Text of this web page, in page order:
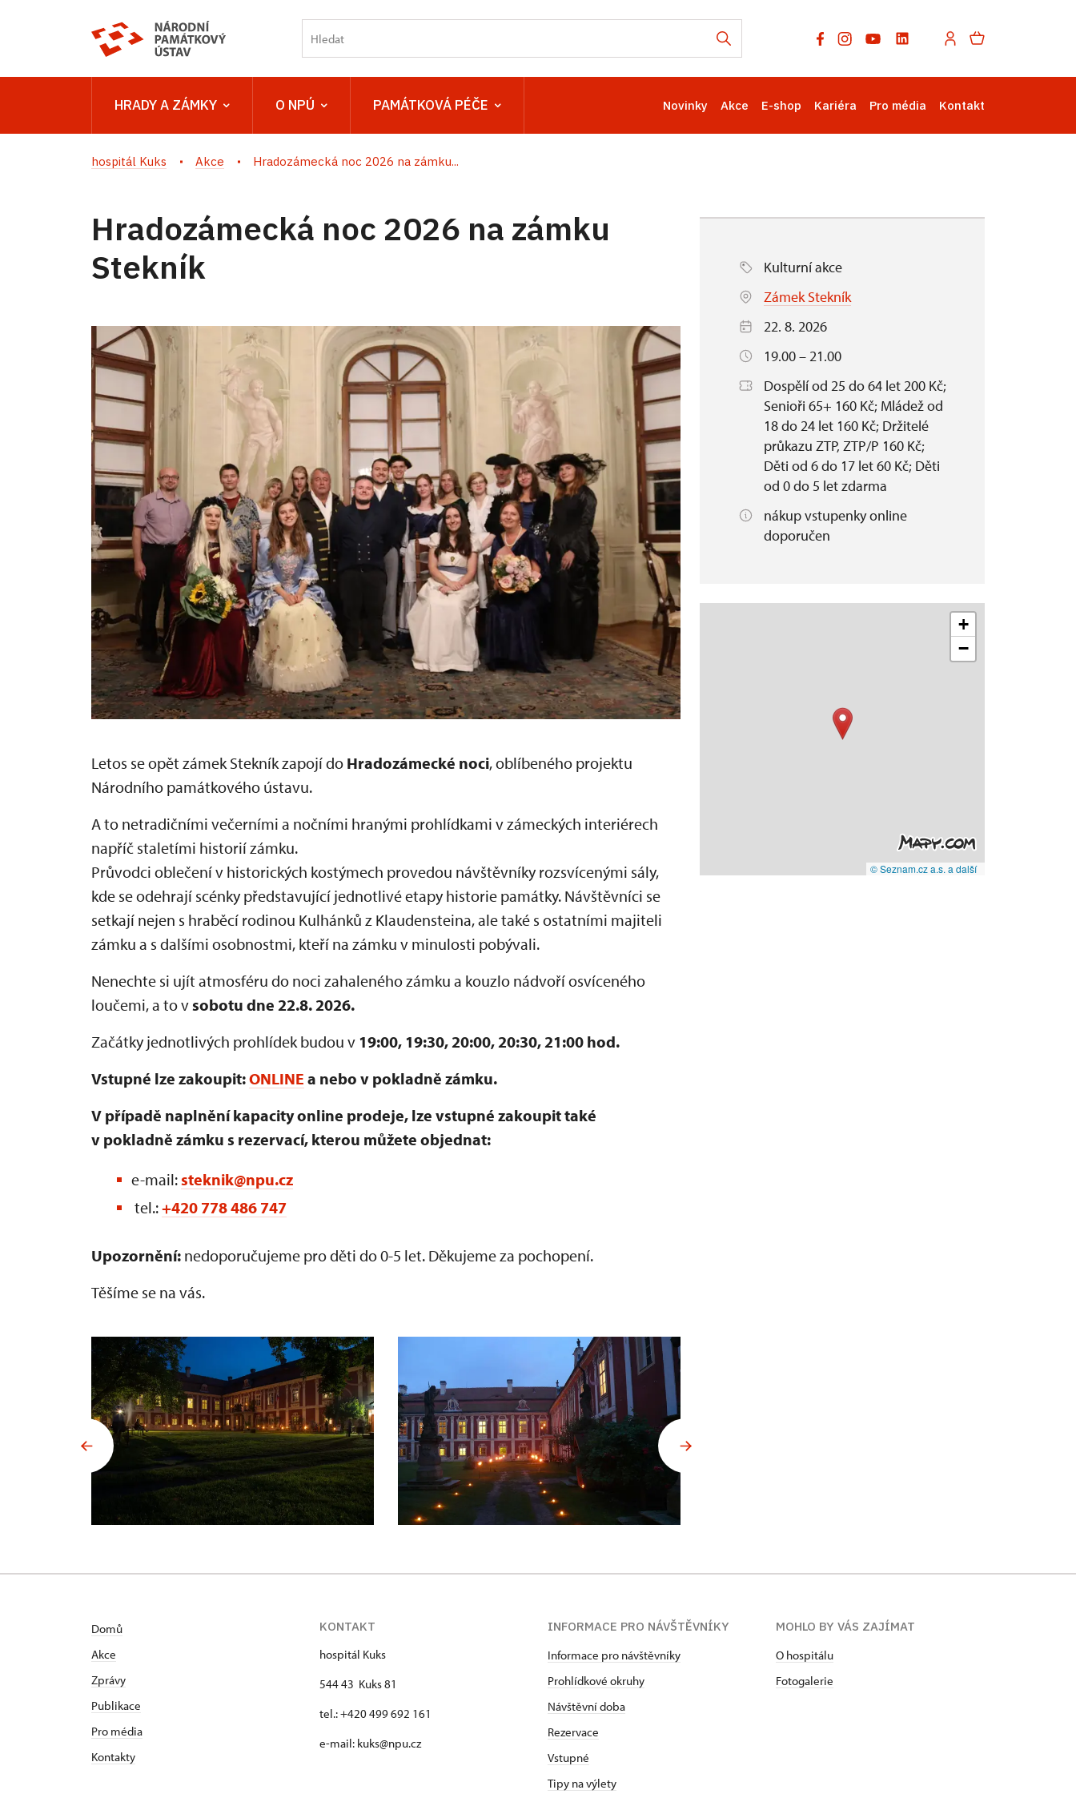
HRADY A ZÁMKY O NPÚ PAMÁTKOVÁ PÉČE Novinky Akce E-shop Kariéra Pro média Kontakt
hospitál Kuks Akce Hradozámecká noc 2026 na zámku...
Hradozámecká noc 2026 na zámku
Stekník
Letos se opět zámek Stekník zapojí do Hradozámecké noci, oblíbeného projektu
Národního památkového ústavu.
A to netradičními večerními a nočními hranými prohlídkami v zámeckých interiérech
napříč staletími historií zámku.
Průvodci oblečení v historických kostýmech provedou návštěvníky rozsvícenými sály,
kde se odehrají scénky představující jednotlivé etapy historie památky. Návštěvníci se
setkají nejen s hraběcí rodinou Kulhánků z Klaudensteina, ale také s ostatními majiteli
zámku a s dalšími osobnostmi, kteří na zámku v minulosti pobývali.
Nenechte si ujít atmosféru do noci zahaleného zámku a kouzlo nádvoří osvíceného
loučemi, a to vsobotu dne 22.8. 2026.
Začátky jednotlivých prohlídek budou v 19:00, 19:30, 20:00, 20:30, 21:00 hod.
Vstupné lze zakoupit:ONLINE a nebo v pokladně zámku.
V případě naplnění kapacity online prodeje, lze vstupné zakoupit také
v pokladně zámku s rezervací, kterou můžete objednat:
e-mail:steknik@npu.cz
tel.:+420 778 486 747
Upozornění: nedoporučujeme pro děti do 0-5 let. Děkujeme za pochopení.
Těšíme se na vás.
Kulturní akce
Zámek Stekník
22. 8. 2026
19.00 – 21.00
Dospělí od 25 do 64 let 200 Kč;
Senioři 65+ 160 Kč; Mládež od
18 do 24 let 160 Kč; Držitelé
průkazu ZTP, ZTP/P 160 Kč;
Děti od 6 do 17 let 60 Kč; Děti
od 0 do 5 let zdarma
nákup vstupenky online
doporučen
+
−
© Seznam.cz a.s. a další
Domů
Akce
Zprávy
Publikace
Pro média
Kontakty
KONTAKT
hospitál Kuks
544 43 Kuks 81
tel.: +420 499 692 161
e-mail: kuks@npu.cz
INFORMACE PRO NÁVŠTĚVNÍKY
Informace pro návštěvníky
Prohlídkové okruhy
Návštěvní doba
Rezervace
Vstupné
Tipy na výlety
MOHLO BY VÁS ZAJÍMAT
O hospitálu
Fotogalerie